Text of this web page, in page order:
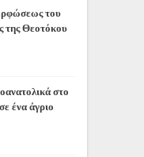
του
της Θεοτόκου
στο
ένα άγριο